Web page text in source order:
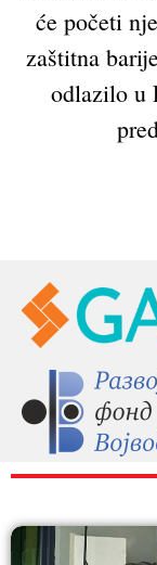
će početi
zaštitna
odlazilo u
RAZNO